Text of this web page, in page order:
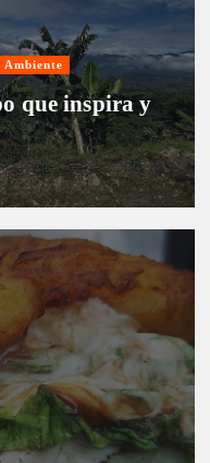
Ambiente
que inspira y